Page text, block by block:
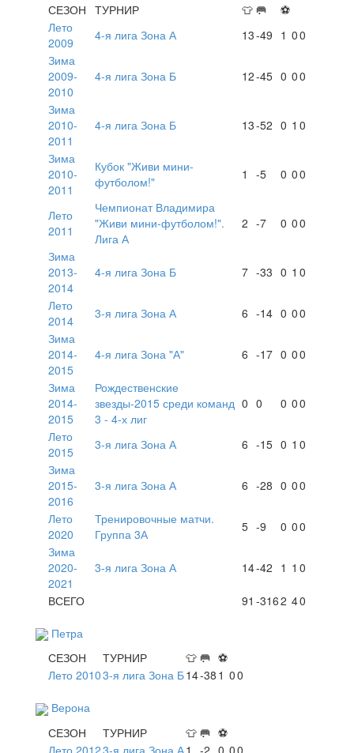
СЕЗОН ТУРНИР 👕 🥅
⚽
Лето
2009
4-я лига Зона А 13-49 1 00
Зима
2009-
2010
4-я лига Зона Б 12-45 0 00
Зима
2010-
2011
4-я лига Зона Б 13-52 0 1 0
Зима
2010-
2011
Кубок "Живи мини-
футболом!"
1 -5 0 00
Лето
2011
Чемпионат Владимира
"Живи мини-футболом!".
Лига А
2 -7 0 00
Зима
2013-
2014
4-я лига Зона Б 7 -33 0 1 0
Лето
2014
3-я лига Зона А 6 -14 0 00
Зима
2014-
2015
4-я лига Зона "А" 6 -17 0 00
Зима
2014-
2015
Рождественские
звезды-2015 среди команд
3 - 4-х лиг
0 0 0 00
Лето
2015
3-я лига Зона А 6 -15 0 1 0
Зима
2015-
2016
3-я лига Зона А 6 -28 0 00
Лето
2020
Тренировочные матчи.
Группа 3А
5 -9 0 00
Зима
2020-
2021
3-я лига Зона А 14-42 1 1 0
ВСЕГО 91 -3162 40
Петра
СЕЗОН
ТУРНИР 👕 🥅 ⚽
Лето 20103-я лига Зона Б14-38 1 00
Верона
СЕЗОН
ТУРНИР 👕 🥅 ⚽
Лето 20123-я лига Зона А1 -2 0 00